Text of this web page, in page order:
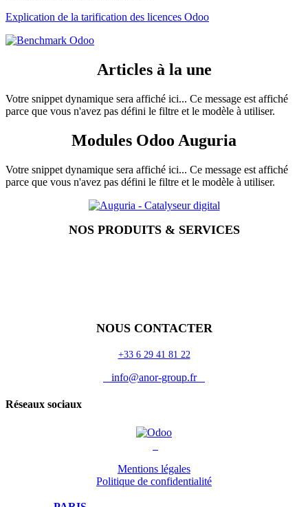
Explication de la tarification des licences Odoo
Articles à la une
Votre snippet dynamique sera affiché ici... Ce message est affiché
parce que vous n'avez pas défini le filtre et le modèle à utiliser.
Modules Odoo Auguria
Votre snippet dynamique sera affiché ici... Ce message est affiché
parce que vous n'avez pas défini le filtre et le modèle à utiliser.
NOS PRODUITS & SERVICES
NOUS CONTACTER
+33 6 29 41 81 22
info@anor-group.fr
Réseaux sociaux
Mentions légales
Politique de confidentialité